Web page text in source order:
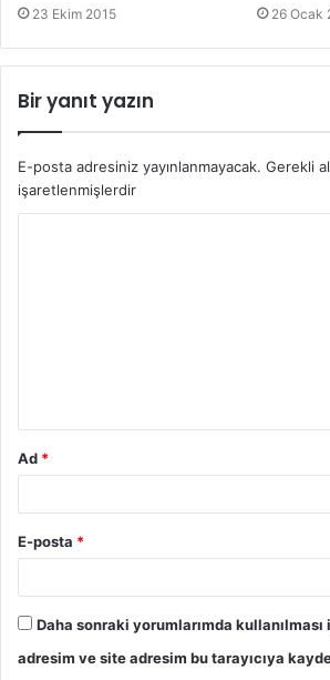
23 Ekim 2015 26 Ocak
Bir yanıt yazın
E-posta adresiniz yayınlanmayacak. Gerekli
işaretlenmişlerdir
Ad *
E-posta *
Daha sonraki yorumlarımda kullanılması
adresim ve site adresim bu tarayıcıya